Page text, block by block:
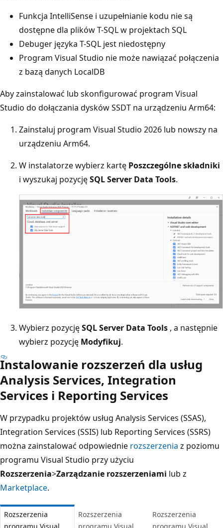
Funkcja IntelliSense i uzupełnianie kodu nie są
dostępne dla plików T-SQL w projektach SQL
Debuger języka T-SQL jest niedostępny
Program Visual Studio nie może nawiązać połączenia
z bazą danych LocalDB
Aby zainstalować lub skonfigurować program Visual
Studio do dołączania dysków SSDT na urządzeniu Arm64:
Zainstaluj program Visual Studio 2026 lub nowszy na
urządzeniu Arm64.
W instalatorze wybierz kartę Poszczególne składniki
i wyszukaj pozycjęSQL Server Data Tools.
Wybierz pozycjęSQL Server Data Tools , a następnie
wybierz pozycję Modyfikuj.
Instalowanie rozszerzeń dla usług
Analysis Services, Integration
Services i Reporting Services
W przypadku projektów usług Analysis Services (SSAS),
Integration Services (SSIS) lub Reporting Services (SSRS)
można zainstalować odpowiednie rozszerzenia z poziomu
programu Visual Studio przy użyciu
Rozszerzenia>Zarządzanie rozszerzeniami lub z
Marketplace.
Rozszerzenia
Rozszerzenia
Rozszerzenia